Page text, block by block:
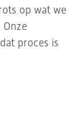
op wat we
proces is